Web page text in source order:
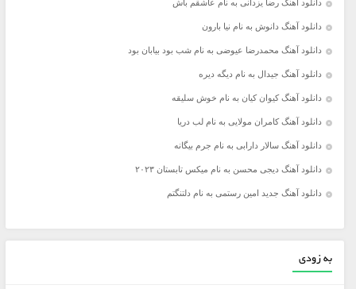
دانلود آهنگ رضا یزدانی به نام عاشقم باش
دانلود آهنگ دانوش به نام نیا بارون
دانلود آهنگ محمدرضا عیوضی به نام شب بود بیابان بود
دانلود آهنگ جیدال به نام دیگه دیره
دانلود آهنگ کیوان کیان به نام خوش سلیقه
دانلود آهنگ کامران مولایی به نام لب دریا
دانلود آهنگ سالار دارابی به نام جرم بیگانه
دانلود آهنگ دیجی محسن به نام میکس تابستان ۲۰۲۳
دانلود آهنگ جدید امین رستمی به نام دلتنگتم
به زودی